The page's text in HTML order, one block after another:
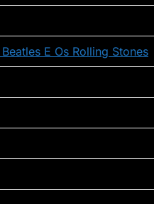
E Os Rolling Stones